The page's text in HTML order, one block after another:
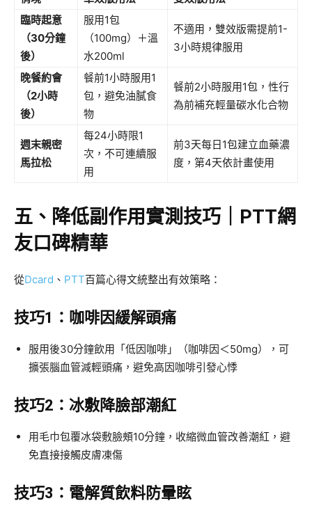
臨時起意
（30分鐘
後）
服用1包
（100mg）＋溫
水200ml
不適用，雙效版需提前1-
3小時規律服用
晚餐約會
（2小時
後）
餐前1小時服用1
包，避免油膩食
物
餐前2小時服用1包，性行
為前補充輕量碳水化合物
週末親密
馬拉松
每24小時限1
次，不可連續服
用
前3天每日1包建立血藥濃
度，第4天依計畫使用
五、降低副作用實測技巧｜PTT網
友口碑精華
從Dcard 、 PTT百篇心得文統整出有效策略：
技巧1：咖啡因緩解頭痛
服用後30分鐘飲用「低因咖啡」（咖啡因＜50mg），可
擴張腦血管減輕頭痛，避免高因咖啡引發心悸
技巧2：冰敷降臉部潮紅
用毛巾包覆冰袋敷臉頰10分鐘，收縮微血管改善潮紅，避
免直接接觸皮膚凍傷
技巧3：電解質飲料防暈眩